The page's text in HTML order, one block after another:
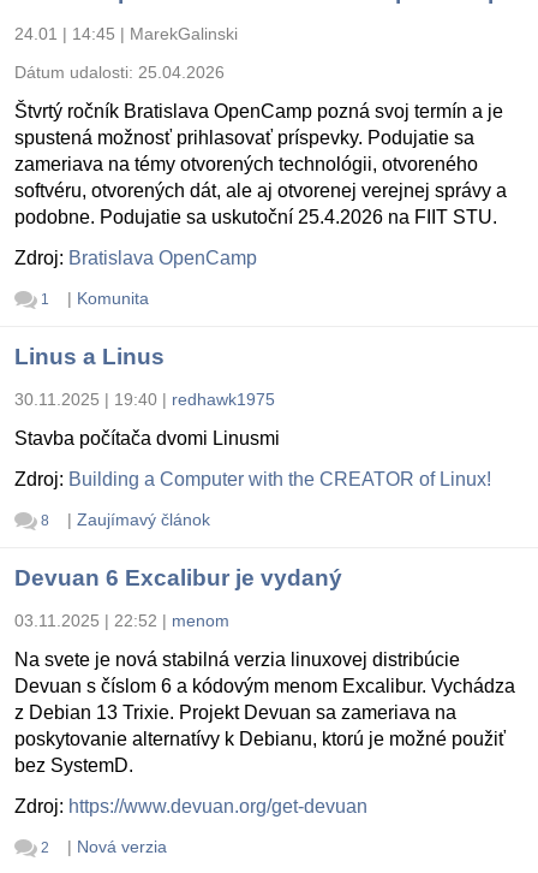
24.01 | 14:45 | MarekGalinski
Dátum udalosti: 25.04.2026
Štvrtý ročník Bratislava OpenCamp pozná svoj termín a je
spustená možnosť prihlasovať príspevky. Podujatie sa
zameriava na témy otvorených technológii, otvoreného
softvéru, otvorených dát, ale aj otvorenej verejnej správy a
podobne. Podujatie sa uskutoční 25.4.2026 na FIIT STU.
Zdroj: Bratislava OpenCamp
1 | Komunita
Linus a Linus
30.11.2025 | 19:40 | redhawk1975
Stavba počítača dvomi Linusmi
Zdroj: Building a Computer with the CREATOR of Linux!
8 | Zaujímavý článok
Devuan 6 Excalibur je vydaný
03.11.2025 | 22:52 | menom
Na svete je nová stabilná verzia linuxovej distribúcie
Devuan s číslom 6 a kódovým menom Excalibur. Vychádza
z Debian 13 Trixie. Projekt Devuan sa zameriava na
poskytovanie alternatívy k Debianu, ktorú je možné použiť
bez SystemD.
Zdroj: https://www.devuan.org/get-devuan
2 | Nová verzia